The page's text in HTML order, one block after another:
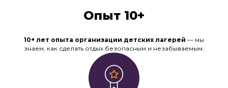
Опыт 10+
10+ лет опыта организации детских лагерей — мы
знаем, как сделать отдых безопасным и незабываемым.